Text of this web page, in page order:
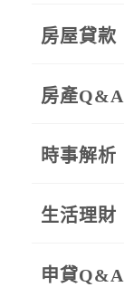
房屋貸款
房產Q&A
時事解析
生活理財
申貸Q&A